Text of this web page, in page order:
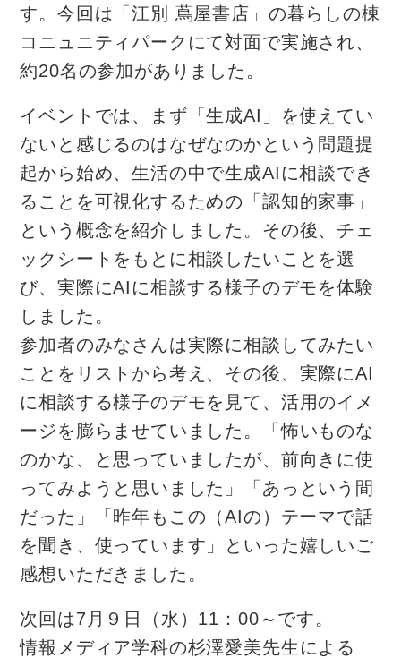
す。今回は「江別 蔦屋書店」の暮らしの棟
コニュニティパークにて対面で実施され、
約20名の参加がありました。
イベントでは、まず「生成AI」を使えてい
ないと感じるのはなぜなのかという問題提
起から始め、生活の中で生成AIに相談でき
ることを可視化するための「認知的家事」
という概念を紹介しました。その後、チェ
ックシートをもとに相談したいことを選
び、実際にAIに相談する様子のデモを体験
しました。
参加者のみなさんは実際に相談してみたい
ことをリストから考え、その後、実際にAI
に相談する様子のデモを見て、活用のイメ
ージを膨らませていました。「怖いものな
のかな、と思っていましたが、前向きに使
ってみようと思いました」「あっという間
だった」「昨年もこの（AIの）テーマで話
を聞き、使っています」といった嬉しいご
感想いただきました。
次回は7月９日（水）11：00～です。
情報メディア学科の杉澤愛美先生による